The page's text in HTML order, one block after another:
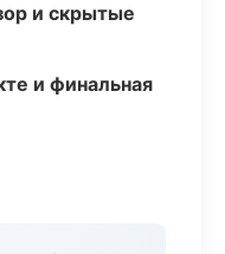
и скрытые
и финальная